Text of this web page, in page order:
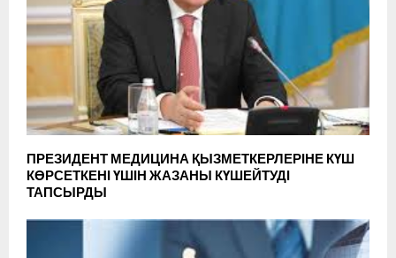
ПРЕЗИДЕНТ МЕДИЦИНА ҚЫЗМЕТКЕРЛЕРІНЕ КҮШ
КӨРСЕТКЕНІ ҮШІН ЖАЗАНЫ КҮШЕЙТУДІ
ТАПСЫРДЫ